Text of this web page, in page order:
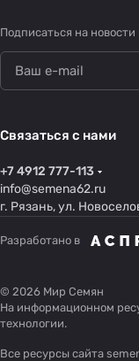
Подписаться на новости
Связаться с нами
+7 4912 777-113
info@semena62.ru
г. Рязань, ул.
Разработано в
© 2026 Мир Семян
На информационном
технологии.
Все ресурсы сайта